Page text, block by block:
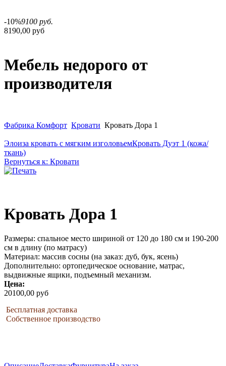
-10%9100 руб.
8190,00 руб
Мебель недорого от
производителя
Фабрика Комфорт Кровати Кровать Дора 1
Элоиза кровать с мягким изголовьемКровать Дуэт 1 (кожа/
ткань)
Вернуться к: Кровати
Кровать Дора 1
Размеры: спальное место шириной от 120 до 180 см и 190-200
см в длину (по матрасу)
Материал: массив сосны (на заказ: дуб, бук, ясень)
Дополнительно: ортопедическое основание, матрас,
выдвижные ящики, подъемный механизм.
Цена:
20100,00 руб
Бесплатная доставка
Собственное производство